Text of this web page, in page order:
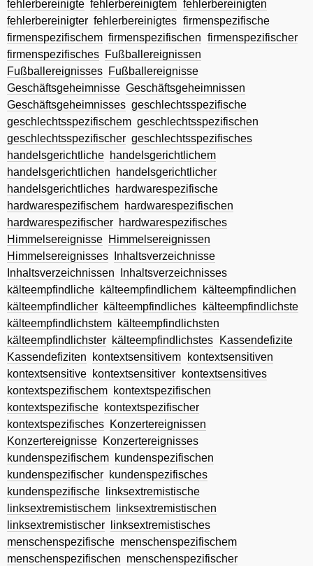
fehlerbereinigte fehlerbereinigtem fehlerbereinigten
fehlerbereinigter fehlerbereinigtes firmenspezifische
firmenspezifischem firmenspezifischen firmenspezifischer
firmenspezifisches Fußballereignissen
Fußballereignisses Fußballereignisse
Geschäftsgeheimnisse Geschäftsgeheimnissen
Geschäftsgeheimnisses geschlechtsspezifische
geschlechtsspezifischem geschlechtsspezifischen
geschlechtsspezifischer geschlechtsspezifisches
handelsgerichtliche handelsgerichtlichem
handelsgerichtlichen
handelsgerichtlicher
handelsgerichtliches hardwarespezifische
hardwarespezifischem hardwarespezifischen
hardwarespezifischer hardwarespezifisches
Himmelsereignisse Himmelsereignissen
Himmelsereignisses
Inhaltsverzeichnisse
Inhaltsverzeichnissen
Inhaltsverzeichnisses
kälteempfindliche kälteempfindlichem
kälteempfindlichen
kälteempfindlicher kälteempfindliches
kälteempfindlichste
kälteempfindlichstem kälteempfindlichsten
kälteempfindlichster kälteempfindlichstes
Kassendefizite
Kassendefiziten
kontextsensitivem
kontextsensitiven
kontextsensitive kontextsensitiver
kontextsensitives
kontextspezifischem kontextspezifischen
kontextspezifische kontextspezifischer
kontextspezifisches Konzertereignissen
Konzertereignisse Konzertereignisses
kundenspezifischem kundenspezifischen
kundenspezifischer kundenspezifisches
kundenspezifische
linksextremistische
linksextremistischem
linksextremistischen
linksextremistischer
linksextremistisches
menschenspezifische menschenspezifischem
menschenspezifischen menschenspezifischer